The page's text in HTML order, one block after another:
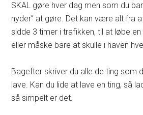
SKAL gøre hver dag men som du
nyder” at gøre. Det kan være alt fra
sidde 3 timer i trafikken, til at løbe en
eller måske bare at skulle i haven
Bagefter skriver du alle de ting som
lave. Kan du lide at lave en ting, så
så simpelt er det.